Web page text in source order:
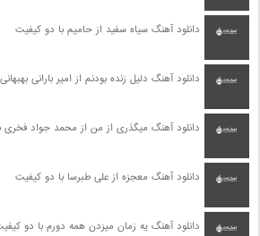
دانلود آهنگ سیاه سفید از حامیم با دو کیفیت
دانلود آهنگ دلیل زنده بودنم از امیر بارانی
دانلود آهنگ میگذری از من از محمد جواد فخری
دانلود آهنگ معجزه از علی طبرسا با دو کیفیت
دانلود آهنگ یه زمان میزدن همه دورم با دو